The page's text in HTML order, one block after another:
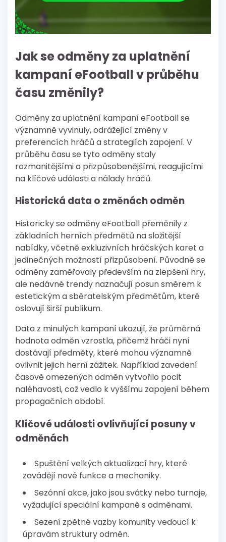
Jak se odměny za uplatnění
kampaní eFootball v průběhu
času změnily?
Odměny za uplatnění kampaní eFootball se
významně vyvinuly, odrážející změny v
preferencích hráčů a strategiích zapojení. V
průběhu času se tyto odměny staly
rozmanitějšími a přizpůsobenějšími, reagujícími
na klíčové události a nálady hráčů.
Historická data o změnách odměn
Historicky se odměny eFootball přeměnily z
základních herních předmětů na složitější
nabídky, včetně exkluzivních hráčských karet a
jedinečných možností přizpůsobení. Původně se
odměny zaměřovaly především na zlepšení hry,
ale nedávné trendy naznačují posun směrem k
estetickým a sběratelským předmětům, které
oslovují širší publikum.
Data z minulých kampaní ukazují, že průměrná
hodnota odměn vzrostla, přičemž hráči nyní
dostávají předměty, které mohou významně
ovlivnit jejich herní zážitek. Například zavedení
časově omezených odměn vytvořilo pocit
naléhavosti, což vedlo k vyššímu zapojení během
propagačních období.
Klíčové události ovlivňující posuny v
odměnách
Spuštění velkých aktualizací hry, které
zavádějí nové funkce a mechaniky.
Sezónní akce, jako jsou svátky nebo turnaje,
vyžadující speciální kampaně s odměnami.
Sezení zpětné vazby komunity vedoucí k
úpravám struktury odměn.